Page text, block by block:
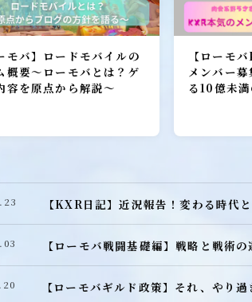
バ攻略
初心者プレーヤー
建設
装備
ヒーロー
召喚獣
バ戦闘編
モバ】ロードモバイルの
概要～ローモバとは？ゲ
容を原点から解説～
【ローモ
メンバー
る10億未
【KXR日記】近況報告！変わる時代
【ローモバ戦闘基礎編】戦略と戦術
【ローモバギルド政策】それ、やり